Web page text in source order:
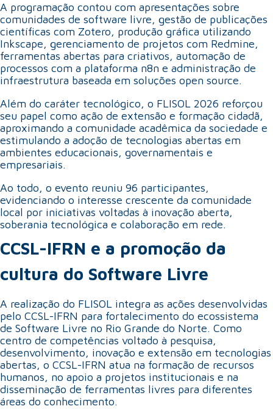
A programação contou com apresentações sobre
comunidades de software livre, gestão de publicações
científicas com Zotero, produção gráfica utilizando
Inkscape, gerenciamento de projetos com Redmine,
ferramentas abertas para criativos, automação de
processos com a plataforma n8n e administração de
infraestrutura baseada em soluções open source.
Além do caráter tecnológico, o FLISOL 2026 reforçou
seu papel como ação de extensão e formação cidadã,
aproximando a comunidade acadêmica da sociedade e
estimulando a adoção de tecnologias abertas em
ambientes educacionais, governamentais e
empresariais.
Ao todo, o evento reuniu 96 participantes,
evidenciando o interesse crescente da comunidade
local por iniciativas voltadas à inovação aberta,
soberania tecnológica e colaboração em rede.
CCSL-IFRN e a promoção da
cultura do Software Livre
A realização do FLISOL integra as ações desenvolvidas
pelo CCSL-IFRN para fortalecimento do ecossistema
de Software Livre no Rio Grande do Norte. Como
centro de competências voltado à pesquisa,
desenvolvimento, inovação e extensão em tecnologias
abertas, o CCSL-IFRN atua na formação de recursos
humanos, no apoio a projetos institucionais e na
disseminação de ferramentas livres para diferentes
áreas do conhecimento.